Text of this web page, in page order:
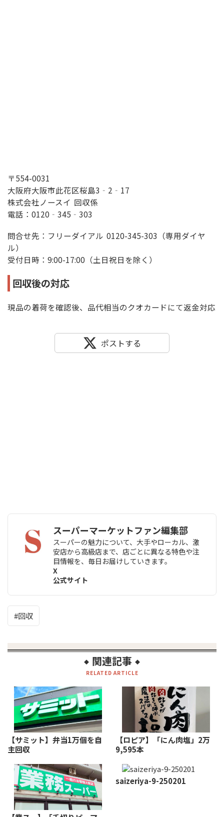
〒554-0031
大阪府大阪市此花区桜島3‐2‐17
株式会社ノースイ 回収係
電話：0120‐345‐303
問合せ先：フリーダイアル 0120-345-303（専用ダイヤ
ル）
受付日時：9:00-17:00（土日祝日を除く）
回収後の対応
現品の着荷を確認後、品代相当のクオカードにて返金対応
ポストする
スーパーマーケットファン編集部
スーパーの魅力について、大手やローカル、激
安店から高級店まで、店ごとに異なる特色や注
目情報を、毎日お届けしていきます。
X
公式サイト
回収
◆ 関連記事 ◆
RELATED ARTICLE
【サミット】弁当1万個を自
主回収
【ロピア】「にん肉塩」2万
9,595本
saizeriya-9-250201